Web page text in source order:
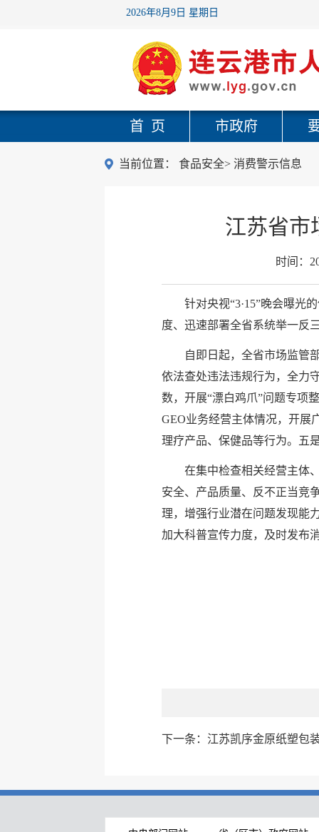
2026年8月9日 星期日
首 页 市政府
当前位置： 食品安全> 消费警示信息
江苏省市
时间：
针对央视“3·15”晚会曝光
度、迅速部署全省系统举一反
自即日起，全省市场监管
依法查处违法违规行为，全力
数，开展“漂白鸡爪”问题专项
GEO业务经营主体情况，开展
理疗产品、保健品等行为。五
在集中检查相关经营主体
安全、产品质量、反不正当竞
理，增强行业潜在问题发现能
加大科普宣传力度，及时发布
下一条： 江苏凯序金原纸塑包